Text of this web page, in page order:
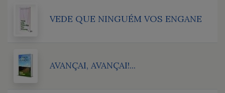
VEDE QUE NINGUÉM VOS ENGANE
AVANÇAI, AVANÇAI!...